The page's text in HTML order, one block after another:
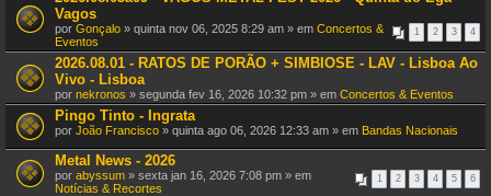
(
)
Vagos
1 2 3 4
por Gonçalo » quinta nov 06, 2025 8:29 am » em Concertos &
Eventos
2026.08.01 - RATOS DE PORÃO + SIMBIOSE - LAV - Lisboa Ao
Vivo - Lisboa
por nekronos » segunda fev 16, 2026 10:32 pm » em Concertos & Eventos
Pingo Tinto - Ingrata
por João Francisco » quinta ago 06, 2026 12:33 am » em Bandas Nacionais
Metal News - 2026
1 2 3 4 5 6
por abyssum » sexta jan 16, 2026 7:08 pm » em
Notícias & Recortes